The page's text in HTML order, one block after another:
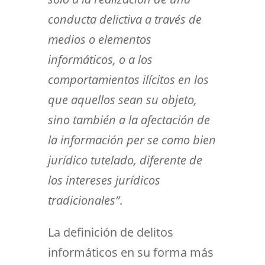
conducta delictiva a través de
medios o elementos
informáticos, o a los
comportamientos ilícitos en los
que aquellos sean su objeto,
sino también a la afectación de
la información per se como bien
jurídico tutelado, diferente de
los intereses jurídicos
tradicionales”.
La definición de delitos
informáticos en su forma más